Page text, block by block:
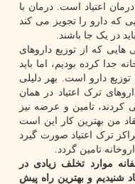
اعتیاد است. درمان با
که دارو را تجویز می کند
در یک جا باشند.
که از توزیع داروهای
جدا کرده بودیم، اما باید
توزیع دارو است. بهر دلیلی
ترک اعتیاد در همان
کردند، تامین و عرضه نیز
من بهترین کار این است
ترک اعتیاد صورت گیرد
تامین گردد.
موارد تخلف زیادی در
شنیدیم و بهترین راه پیش